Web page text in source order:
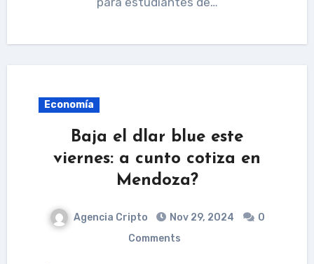
Economía
Baja el dlar blue este
viernes: a cunto cotiza en
Mendoza?
Agencia Cripto Nov 29, 2024
0
Comments